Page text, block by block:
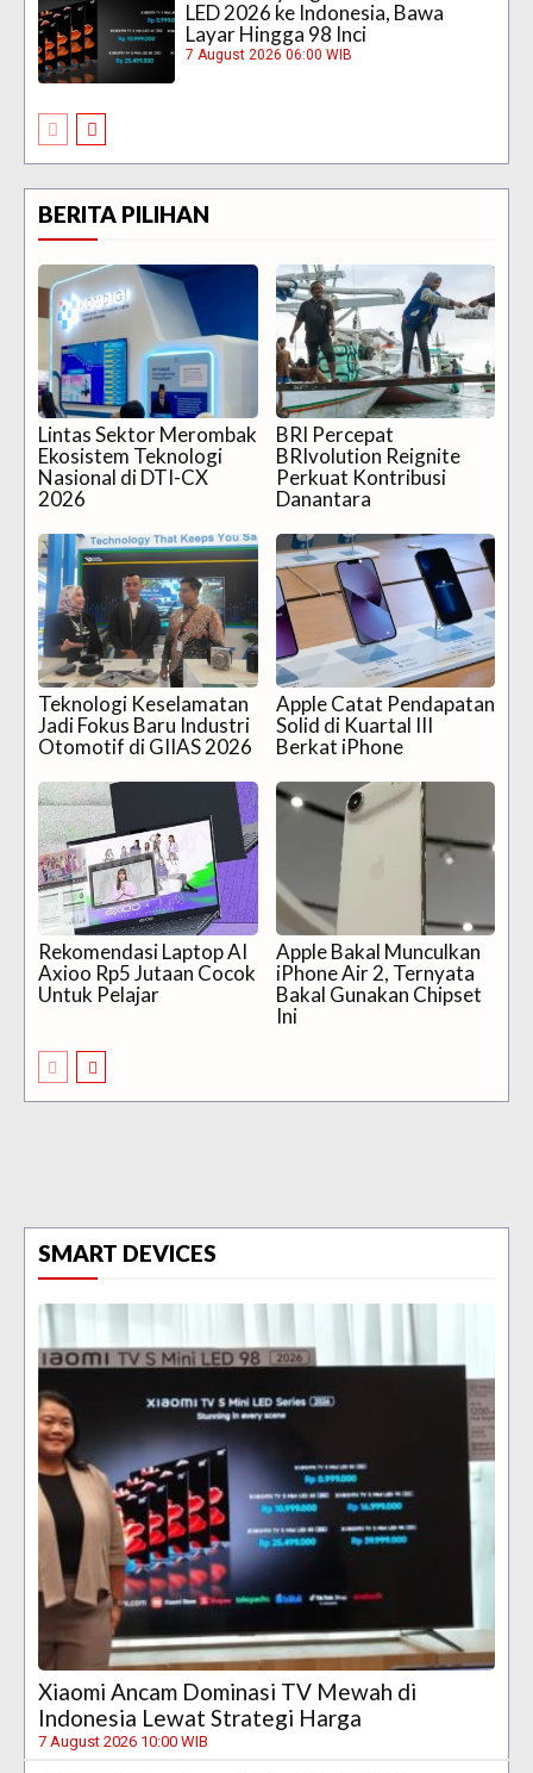
LED 2026 ke Indonesia, Bawa
Layar Hingga 98 Inci
7 August 2026 06:00 WIB
BERITA PILIHAN
Lintas Sektor Merombak
Ekosistem Teknologi
Nasional di DTI-CX
2026
BRI Percepat
BRIvolution Reignite
Perkuat Kontribusi
Danantara
Teknologi Keselamatan
Jadi Fokus Baru Industri
Otomotif di GIIAS 2026
Apple Catat Pendapatan
Solid di Kuartal III
Berkat iPhone
Rekomendasi Laptop AI
Axioo Rp5 Jutaan Cocok
Untuk Pelajar
Apple Bakal Munculkan
iPhone Air 2, Ternyata
Bakal Gunakan Chipset
Ini
SMART DEVICES
Xiaomi Ancam Dominasi TV Mewah di
Indonesia Lewat Strategi Harga
7 August 2026 10:00 WIB